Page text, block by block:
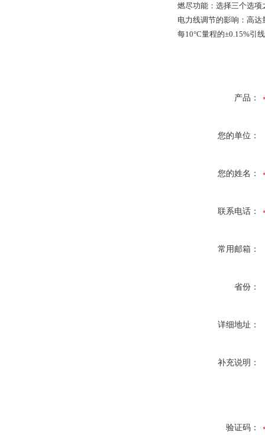
燃尽功能：选择三个选项
电力线调节的影响：高
每10°C量程的±0.15%引
产品：
您的单位：
您的姓名：
联系电话：
常用邮箱：
省份：
详细地址：
补充说明：
验证码：